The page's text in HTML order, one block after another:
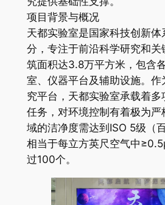
项目背景与概况
天都实验室是国家科技创新
分，专注于前沿科学研究和关
筑面积达3.8万平方米，包含
室、仪器平台及辅助设施。
究平台，天都实验室承载着
任务，对环境控制有着极为严
域的洁净度需达到ISO 5级（
相当于每立方英尺空气中
过100个。